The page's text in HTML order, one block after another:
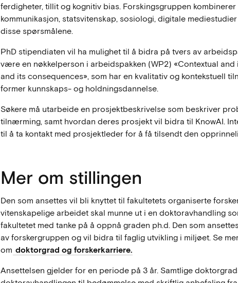
ferdigheter, tillit og kognitiv bias. Forskingsgruppen
kommunikasjon, statsvitenskap, sosiologi, digitale
disse spørsmålene.
PhD stipendiaten vil ha mulighet til å bidra på tvers av
være en nøkkelperson i arbeidspakken (WP2) «Contextual
and its consequences», som har en kvalitativ og kontekstuell
former kunnskaps- og holdningsdannelse.
Søkere må utarbeide en prosjektbeskrivelse som beskriver
tilnærming, samt hvordan deres prosjekt vil bidra til KnowAI.
til å ta kontakt med prosjektleder for å få tilsendt den
Mer om stillingen
Den som ansettes vil bli knyttet til fakultetets organiserte
vitenskapelige arbeidet skal munne ut i en doktoravhandling
fakultetet med tanke på å oppnå graden ph.d. Den som
av forskergruppen og vil bidra til faglig utvikling i miljøet. Se
om doktorgrad og forskerkarriere.
Ansettelsen gjelder for en periode på 3 år. Samtlige